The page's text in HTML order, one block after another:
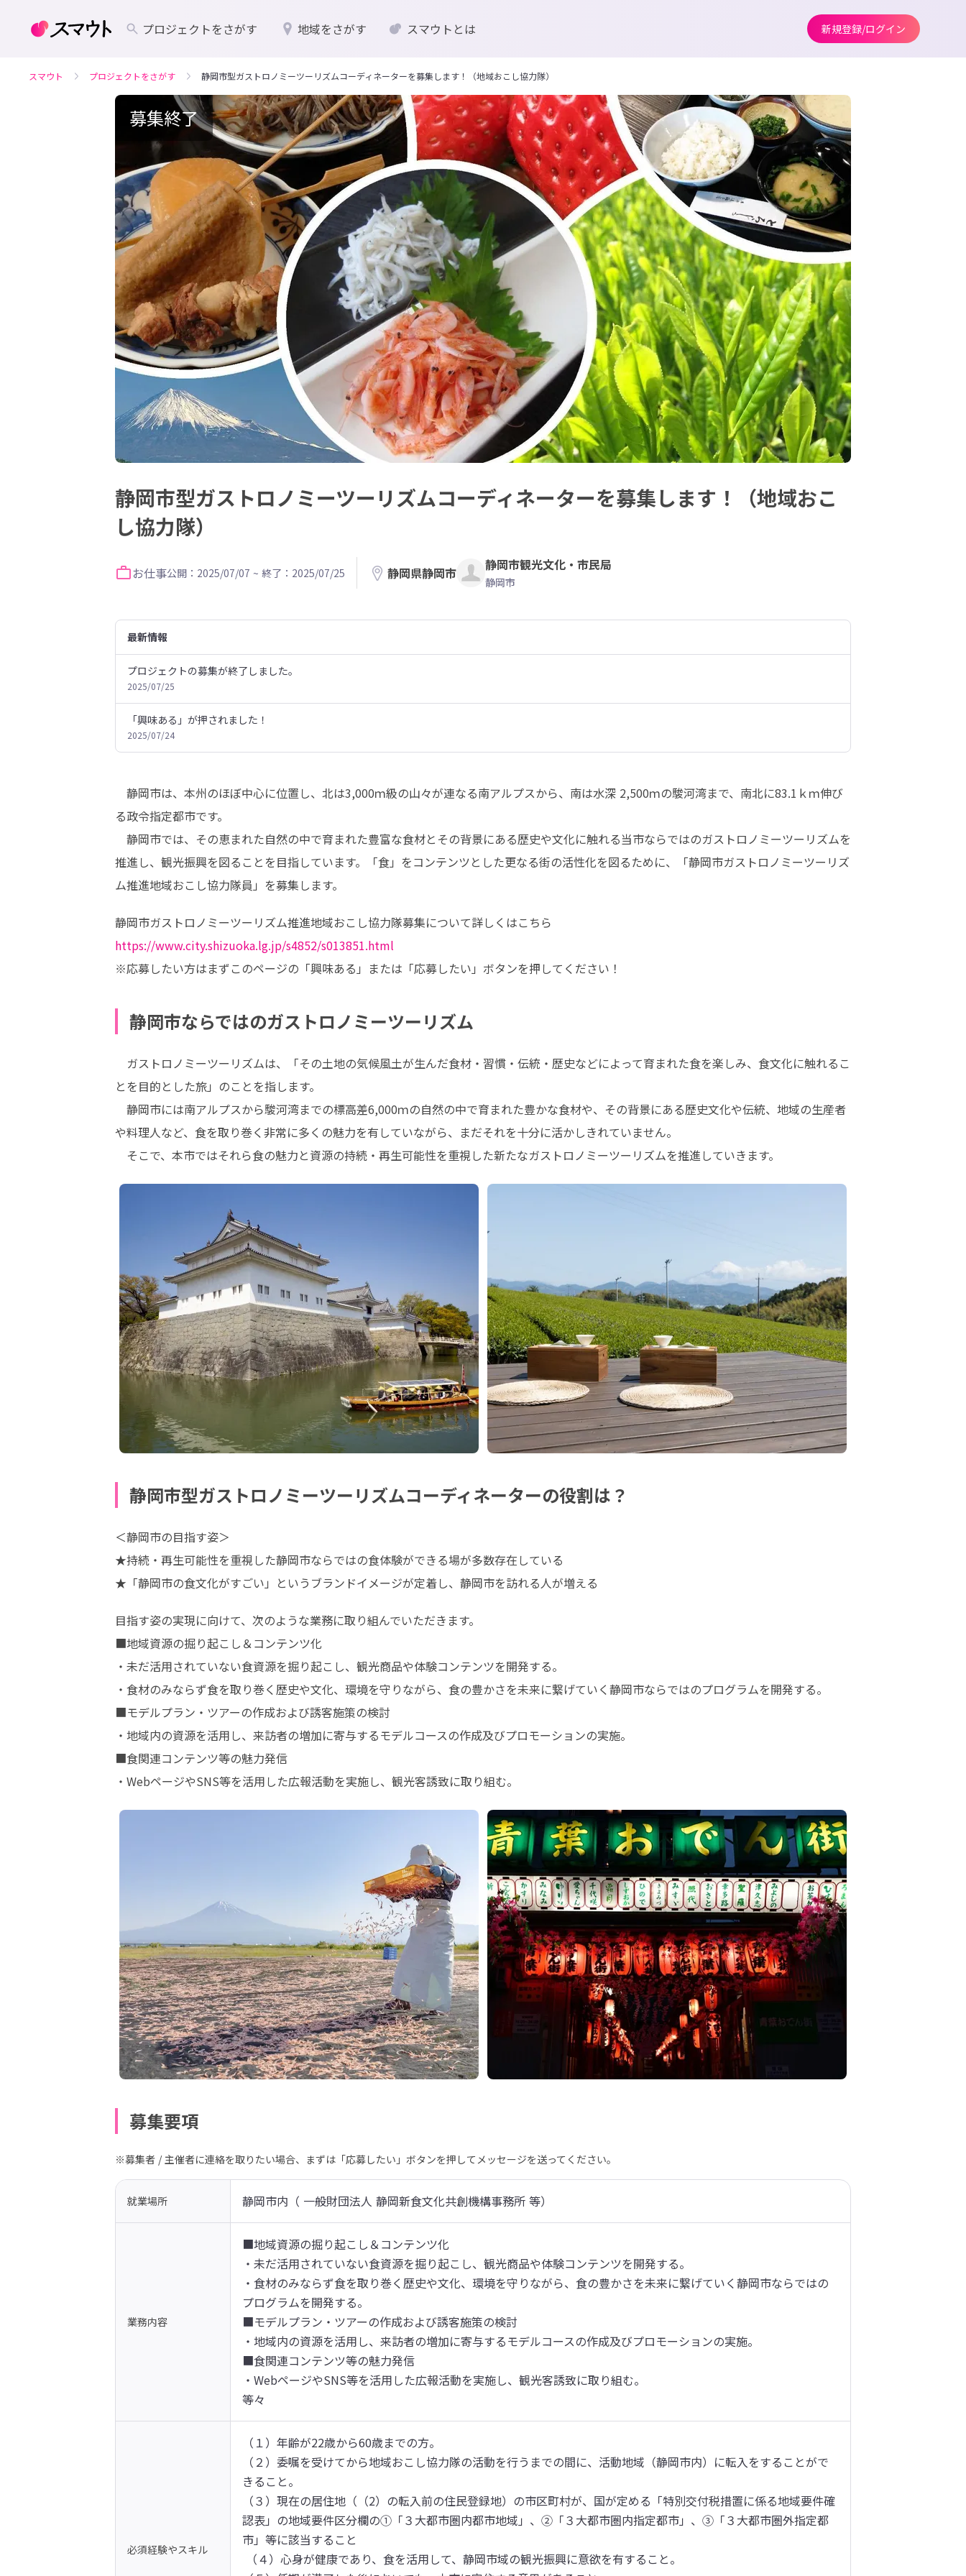
プロジェクトをさがす 地域をさがす スマウトとは 新規登録/ログイン
スマウト プロジェクトをさがす 静岡市型ガストロノミーツーリズムコーディネーターを募集します！（地域おこし協力隊）
募集終了
静岡市型ガストロノミーツーリズムコーディネーターを募集します！（地域おこ
し協力隊）
お仕事公開：2025/07/07 ~ 終了：2025/07/25 静岡県静岡市 静岡市観光文化・市民局
静岡市
最新情報
プロジェクトの募集が終了しました。
2025/07/25
「興味ある」が押されました！
2025/07/24
静岡市は、本州のほぼ中心に位置し、北は3,000ｍ級の山々が連なる南アルプスから、南は水深 2,500ｍの駿河湾まで、南北に83.1ｋｍ伸び
る政令指定都市です。
静岡市では、その恵まれた自然の中で育まれた豊富な食材とその背景にある歴史や文化に触れる当市ならではのガストロノミーツーリズムを
推進し、観光振興を図ることを目指しています。「食」をコンテンツとした更なる街の活性化を図るために、「静岡市ガストロノミーツーリズ
ム推進地域おこし協力隊員」を募集します。
https://www.city.shizuoka.lg.jp/s4852/s013851.html
※応募したい方はまずこのページの「興味ある」または「応募したい」ボタンを押してください！
静岡市ならではのガストロノミーツーリズム
ガストロノミーツーリズムは、「その土地の気候風土が生んだ食材・習慣・伝統・歴史などによって育まれた食を楽しみ、食文化に触れるこ
とを目的とした旅」のことを指します。
静岡市には南アルプスから駿河湾までの標高差6,000ｍの自然の中で育まれた豊かな食材や、その背景にある歴史文化や伝統、地域の生産者
や料理人など、食を取り巻く非常に多くの魅力を有していながら、まだそれを十分に活かしきれていません。
そこで、本市ではそれら食の魅力と資源の持続・再生可能性を重視した新たなガストロノミーツーリズムを推進していきます。
静岡市型ガストロノミーツーリズムコーディネーターの役割は？
＜静岡市の目指す姿＞
★持続・再生可能性を重視した静岡市ならではの食体験ができる場が多数存在している
★「静岡市の食文化がすごい」というブランドイメージが定着し、静岡市を訪れる人が増える
目指す姿の実現に向けて、次のような業務に取り組んでいただきます。
■地域資源の掘り起こし＆コンテンツ化
・未だ活用されていない食資源を掘り起こし、観光商品や体験コンテンツを開発する。
・食材のみならず食を取り巻く歴史や文化、環境を守りながら、食の豊かさを未来に繋げていく静岡市ならではのプログラムを開発する。
■モデルプラン・ツアーの作成および誘客施策の検討
・地域内の資源を活用し、来訪者の増加に寄与するモデルコースの作成及びプロモーションの実施。
■食関連コンテンツ等の魅力発信
・WebページやSNS等を活用した広報活動を実施し、観光客誘致に取り組む。
募集要項
※募集者 / 主催者に連絡を取りたい場合、まずは「応募したい」ボタンを押してメッセージを送ってください。
就業場所 静岡市内（ 一般財団法人 静岡新食文化共創機構事務所 等）
業務内容
■地域資源の掘り起こし＆コンテンツ化
・未だ活用されていない食資源を掘り起こし、観光商品や体験コンテンツを開発する。
・食材のみならず食を取り巻く歴史や文化、環境を守りながら、食の豊かさを未来に繋げていく静岡市ならではの
プログラムを開発する。
■モデルプラン・ツアーの作成および誘客施策の検討
・地域内の資源を活用し、来訪者の増加に寄与するモデルコースの作成及びプロモーションの実施。
■食関連コンテンツ等の魅力発信
・WebページやSNS等を活用した広報活動を実施し、観光客誘致に取り組む。
等々
必須経験やスキル
（１）年齢が22歳から60歳までの方。
（２）委嘱を受けてから地域おこし協力隊の活動を行うまでの間に、活動地域（静岡市内）に転入をすることがで
きること。
（３）現在の居住地（（2）の転入前の住民登録地）の市区町村が、国が定める「特別交付税措置に係る地域要件確
認表」の地域要件区分欄の①「３大都市圏内都市地域」、②「３大都市圏内指定都市」、③「３大都市圏外指定都
市」等に該当すること